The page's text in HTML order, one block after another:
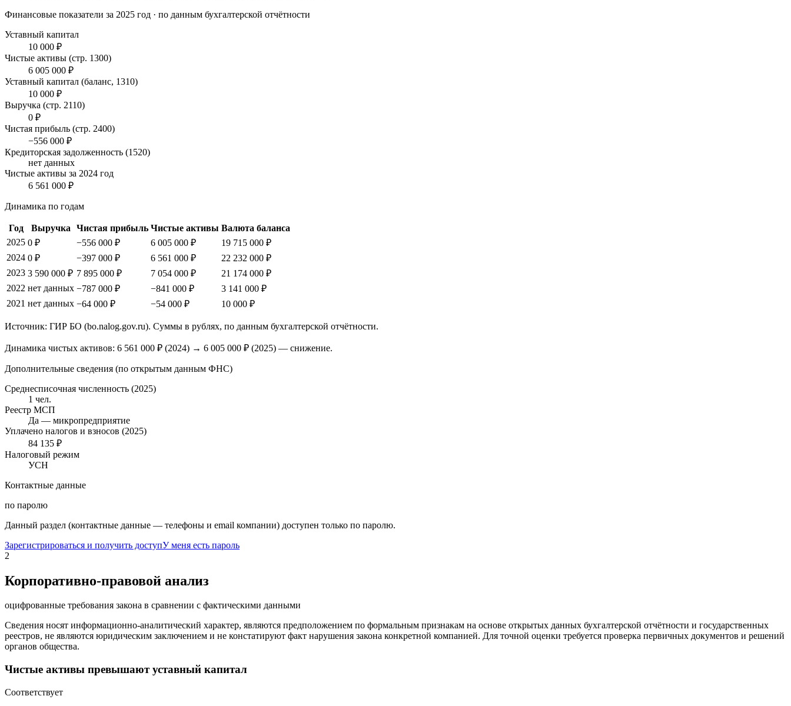
Финансовые показатели за 2025 год · по данным бухгалтерской отчётности
Уставный капитал
10 000 ₽
Чистые активы (стр. 1300)
6 005 000 ₽
Уставный капитал (баланс, 1310)
10 000 ₽
Выручка (стр. 2110)
0 ₽
Чистая прибыль (стр. 2400)
−556 000 ₽
Кредиторская задолженность (1520)
нет данных
Чистые активы за 2024 год
6 561 000 ₽
Динамика по годам
Год Выручка Чистая прибыль Чистые активы Валюта баланса
2025 0 ₽ −556 000 ₽ 6 005 000 ₽
19 715 000 ₽
2024 0 ₽ −397 000 ₽ 6 561 000 ₽
22 232 000 ₽
2023 3 590 000 ₽ 7 895 000 ₽ 7 054 000 ₽
21 174 000 ₽
2022 нет данных −787 000 ₽ −841 000 ₽
3 141 000 ₽
2021 нет данных −64 000 ₽ −54 000 ₽ 10 000 ₽
Источник: ГИР БО (bo.nalog.gov.ru). Суммы в рублях, по данным бухгалтерской отчётности.
Динамика чистых активов: 6 561 000 ₽ (2024) → 6 005 000 ₽ (2025) — снижение.
Дополнительные сведения (по открытым данным ФНС)
Среднесписочная численность (2025)
1 чел.
Реестр МСП
Да — микропредприятие
Уплачено налогов и взносов (2025)
84 135 ₽
Налоговый режим
УСН
Контактные данные
по паролю
Данный раздел (контактные данные — телефоны и email компании) доступен только по паролю.
Зарегистрироваться и получить доступУ меня есть пароль
2
Корпоративно-правовой анализ
оцифрованные требования закона в сравнении с фактическими данными
Сведения носят информационно-аналитический характер, являются предположением по формальным признакам на основе открытых данных бухгалтерской отчётности и государственных
реестров, не являются юридическим заключением и не констатируют факт нарушения закона конкретной компанией. Для точной оценки требуется проверка первичных документов и решений
органов общества.
Чистые активы превышают уставный капитал
Соответствует